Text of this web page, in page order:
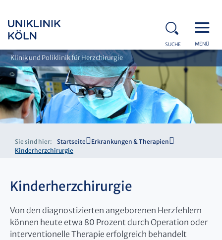
SUCHE MENÜ
Klinik und Poliklinik für Herzchirurgie
Sie sind hier: Startseite
Erkrankungen & Therapien
Kinderherzchirurgie
Kinderherzchirurgie
Von den diagnostizierten angeborenen Herzfehlern
können heute etwa 80 Prozent durch Operation oder
interventionelle Therapie erfolgreich behandelt